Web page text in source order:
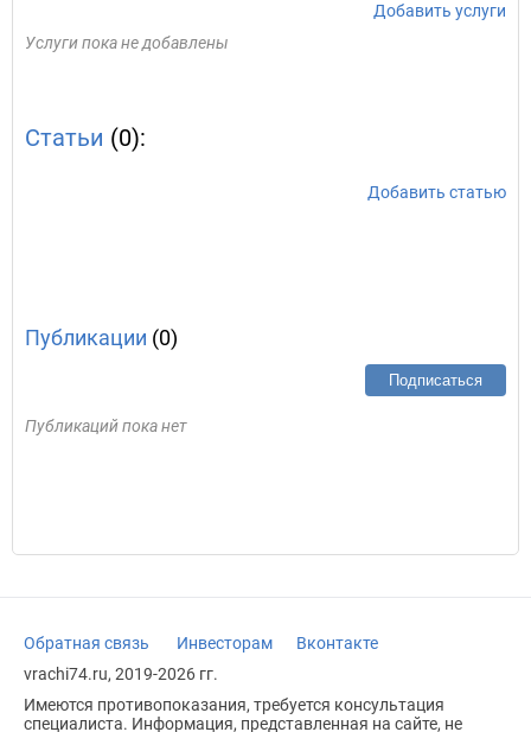
Добавить услуги
Услуги пока не добавлены
Статьи (0):
Добавить статью
Публикации (0)
Подписаться
Публикаций пока нет
Обратная связь Инвесторам
Вконтакте
vrachi74.ru, 2019-2026 гг.
Имеются противопоказания, требуется консультация
специалиста. Информация, представленная на сайте, не